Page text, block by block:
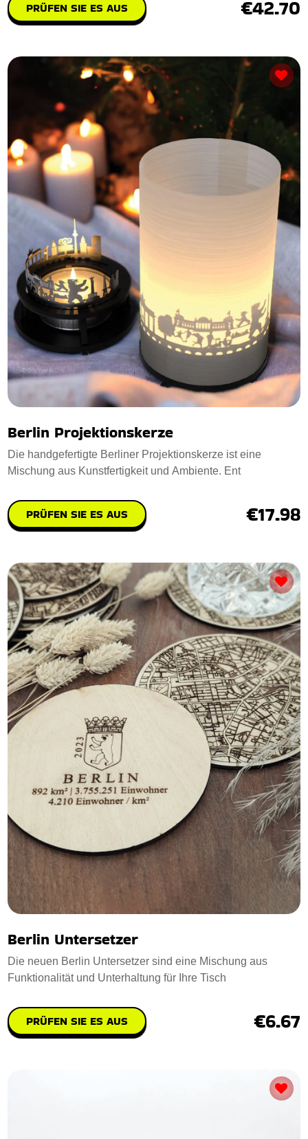
PRÜFEN SIE ES AUS €42.70
Berlin Projektionskerze
Die handgefertigte Berliner Projektionskerze ist eine
Mischung aus Kunstfertigkeit und Ambiente. Ent
PRÜFEN SIE ES AUS €17.98
Berlin Untersetzer
Die neuen Berlin Untersetzer sind eine Mischung aus
Funktionalität und Unterhaltung für Ihre Tisch
PRÜFEN SIE ES AUS €6.67